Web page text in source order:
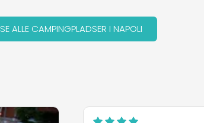
SE ALLE CAMPINGPLADSER I NAPOLI